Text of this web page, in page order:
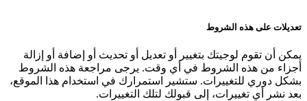
تعديلات على هذه الشروط
يمكن أن تقوم لوجيتك بتغيير أو تعديل أو تحديث أو إضافة أو إزالة
أجزاء من هذه الشروط في أي وقت. يرجى مراجعة هذه الشروط
بشكل دوري للتغييرات. ستشير استمرارك في استخدام هذا الموقع،
بعد نشر أي تغييرات، إلى قبولك لتلك التغييرات.